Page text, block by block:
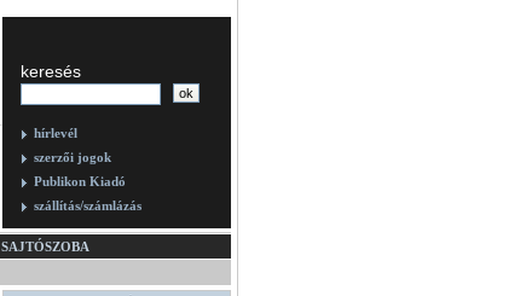
keresés
hírlevél
szerzői jogok
Publikon Kiadó
szállítás/számlázás
SAJTÓSZOBA